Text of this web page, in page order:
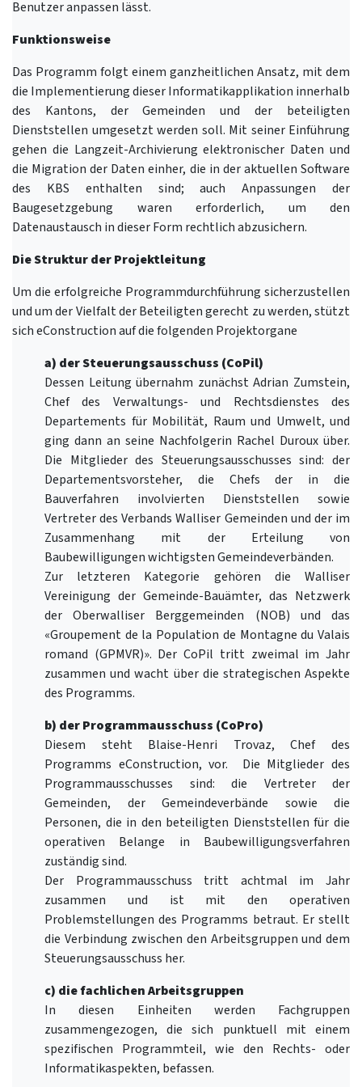
Benutzer anpassen lässt.
Funktionsweise
Das Programm folgt einem ganzheitlichen Ansatz, mit dem
die Implementierung dieser Informatikapplikation innerhalb
des Kantons, der Gemeinden und der beteiligten
Dienststellen umgesetzt werden soll. Mit seiner Einführung
gehen die Langzeit-Archivierung elektronischer Daten und
die Migration der Daten einher, die in der aktuellen Software
des KBS enthalten sind; auch Anpassungen der
Baugesetzgebung waren erforderlich, um den
Datenaustausch in dieser Form rechtlich abzusichern.
Die Struktur der Projektleitung
Um die erfolgreiche Programmdurchführung sicherzustellen
und um der Vielfalt der Beteiligten gerecht zu werden, stützt
sich eConstruction auf die folgenden Projektorgane
a) der Steuerungsausschuss (CoPil)
Dessen Leitung übernahm zunächst Adrian Zumstein,
Chef des Verwaltungs- und Rechtsdienstes des
Departements für Mobilität, Raum und Umwelt, und
ging dann an seine Nachfolgerin Rachel Duroux über.
Die Mitglieder des Steuerungsausschusses sind: der
Departementsvorsteher, die Chefs der in die
Bauverfahren involvierten Dienststellen sowie
Vertreter des Verbands Walliser Gemeinden und der im
Zusammenhang mit der Erteilung von
Baubewilligungen wichtigsten Gemeindeverbänden.
Zur letzteren Kategorie gehören die Walliser
Vereinigung der Gemeinde-Bauämter, das Netzwerk
der Oberwalliser Berggemeinden (NOB) und das
«Groupement de la Population de Montagne du Valais
romand (GPMVR)». Der CoPil tritt zweimal im Jahr
zusammen und wacht über die strategischen Aspekte
des Programms.
b) der Programmausschuss (CoPro)
Diesem steht Blaise-Henri Trovaz, Chef des
Programms eConstruction, vor. Die Mitglieder des
Programmausschusses sind: die Vertreter der
Gemeinden, der Gemeindeverbände sowie die
Personen, die in den beteiligten Dienststellen für die
operativen Belange in Baubewilligungsverfahren
zuständig sind.
Der Programmausschuss tritt achtmal im Jahr
zusammen und ist mit den operativen
Problemstellungen des Programms betraut. Er stellt
die Verbindung zwischen den Arbeitsgruppen und dem
Steuerungsausschuss her.
c) die fachlichen Arbeitsgruppen
In diesen Einheiten werden Fachgruppen
zusammengezogen, die sich punktuell mit einem
spezifischen Programmteil, wie den Rechts- oder
Informatikaspekten, befassen.